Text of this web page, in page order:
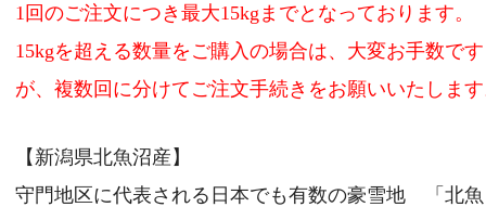
1回のご注文につき最大15kgまでとなっております。
15kgを超える数量をご購入の場合は、大変お手数です
が、複数回に分けてご注文手続きをお願いいたしま
【新潟県北魚沼産】
守門地区に代表される日本でも有数の豪雪地 「北魚